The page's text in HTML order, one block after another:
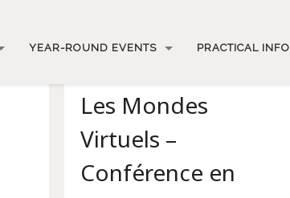
YEAR-ROUND EVENTS PRACTICAL INFO
Les Mondes
Virtuels –
Conférence en